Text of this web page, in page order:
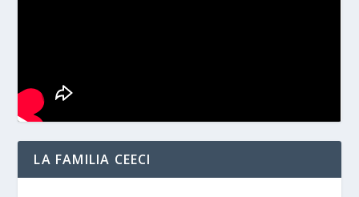
LA FAMILIA CEECI